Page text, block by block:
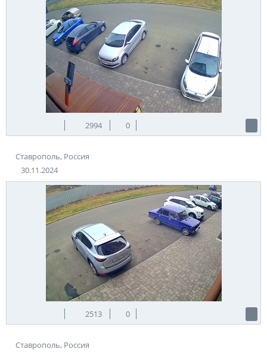
2994 0
Ставрополь, Россия
30.11.2024
2513 0
Ставрополь, Россия